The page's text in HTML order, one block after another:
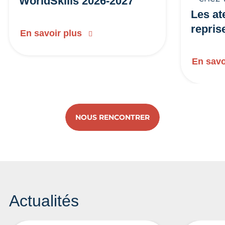
En savoir plus
Les
En
NOUS RENCONTRER
Actualités